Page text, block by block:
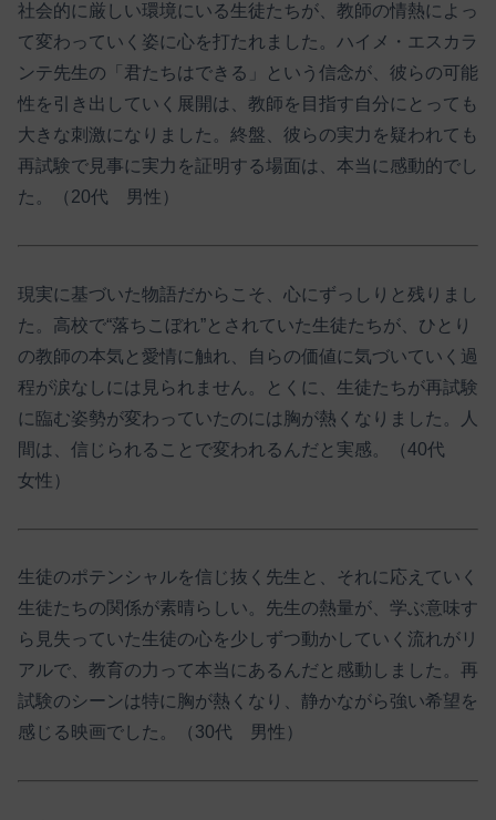
社会的に厳しい環境にいる生徒たちが、教師の情熱によっ
て変わっていく姿に心を打たれました。ハイメ・エスカラ
ンテ先生の「君たちはできる」という信念が、彼らの可能
性を引き出していく展開は、教師を目指す自分にとっても
大きな刺激になりました。終盤、彼らの実力を疑われても
再試験で見事に実力を証明する場面は、本当に感動的でし
た。（20代 男性）
現実に基づいた物語だからこそ、心にずっしりと残りまし
た。高校で“落ちこぼれ”とされていた生徒たちが、ひとり
の教師の本気と愛情に触れ、自らの価値に気づいていく過
程が涙なしには見られません。とくに、生徒たちが再試験
に臨む姿勢が変わっていたのには胸が熱くなりました。人
間は、信じられることで変われるんだと実感。（40代
女性）
生徒のポテンシャルを信じ抜く先生と、それに応えていく
生徒たちの関係が素晴らしい。先生の熱量が、学ぶ意味す
ら見失っていた生徒の心を少しずつ動かしていく流れがリ
アルで、教育の力って本当にあるんだと感動しました。再
試験のシーンは特に胸が熱くなり、静かながら強い希望を
感じる映画でした。（30代 男性）